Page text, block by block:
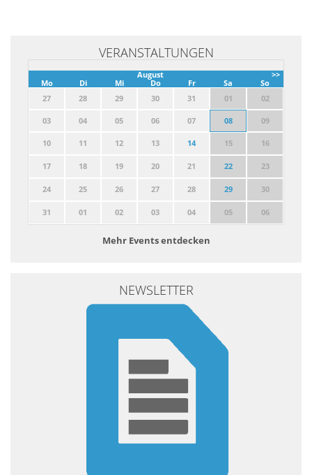
VERANSTALTUNGEN
>>
August
Mo
Di Mi Do Fr Sa
So
27
28 29 30 31 01 02
03 04 05 06 07 08 09
10 11 12 13 14 15 16
17 18 19 20 21 22 23
24 25 26 27 28 29 30
31 01 02 03 04 05 06
Mehr Events entdecken
NEWSLETTER